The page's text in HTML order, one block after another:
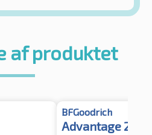
af produktet
BFGoodrich
Advantage 2 XL